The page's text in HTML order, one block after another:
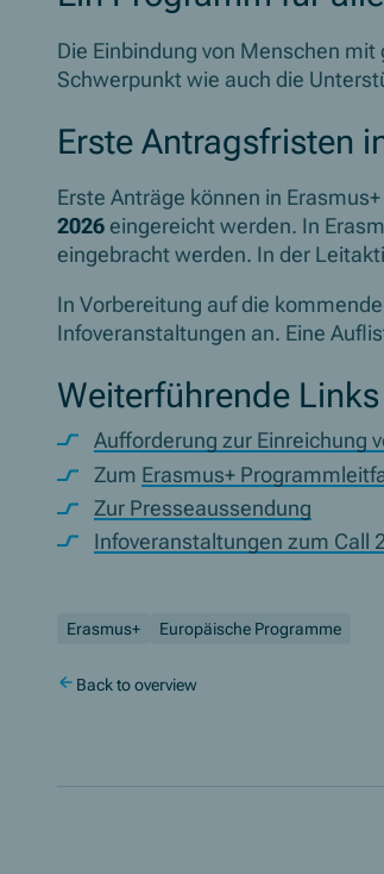
Die Einbindung von Menschen
Schwerpunkt wie auch die
Erste Antragsfristen
Erste Anträge können in
2026 eingereicht werden. In
eingebracht werden. In der
In Vorbereitung auf die
Infoveranstaltungen an. Eine
Weiterführende Links
Aufforderung zur Einreichung
Zum Erasmus+
Zur Presseaussendung
Infoveranstaltungen zum Call
Erasmus+ Europäische Programme
Back to overview